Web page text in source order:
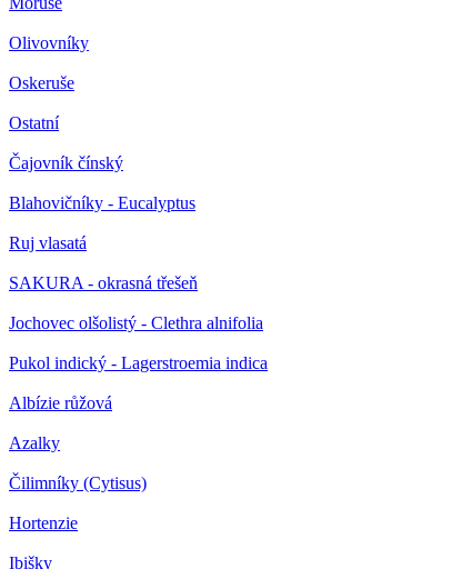
Olivovníky
Oskeruše
Ostatní
Čajovník čínský
Blahovičníky - Eucalyptus
Ruj vlasatá
SAKURA - okrasná třešeň
Jochovec olšolistý - Clethra alnifolia
Pukol indický - Lagerstroemia indica
Albízie růžová
Azalky
Čilimníky (Cytisus)
Hortenzie
Ibišky